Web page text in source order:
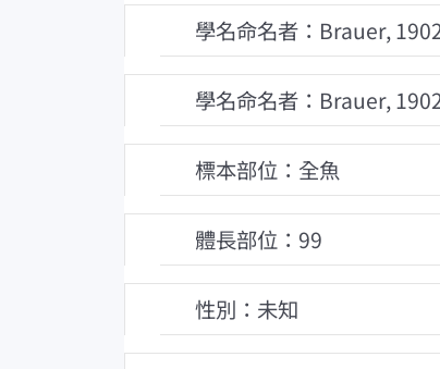
學名命名者：Brauer,
學名命名者：Brauer,
標本部位：全魚
體長部位：99
性別：未知